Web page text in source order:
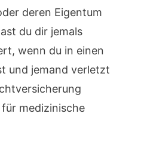
deren Eigentum
du dir jemals
wenn du in einen
und jemand verletzt
medizinische